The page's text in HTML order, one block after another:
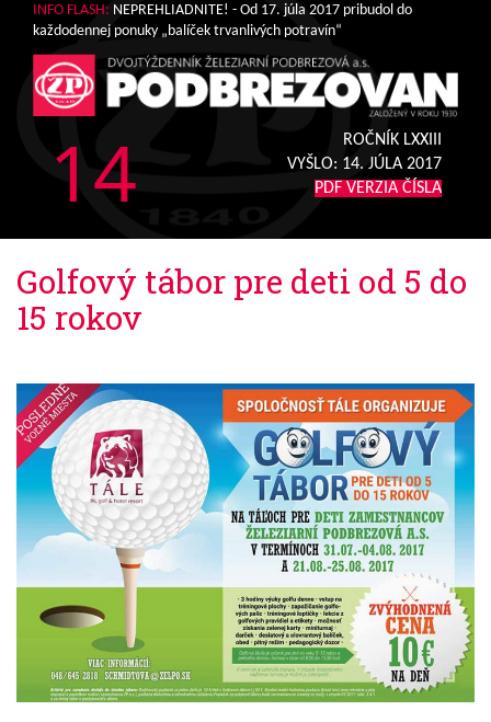
INFO FLASH: NEPREHLIADNITE! - Od 17. júla 2017 pribudol do
každodennej ponuky „balíček trvanlivých potravín“
14
ROČNÍK LXXIII
VYŠLO: 14. JÚLA 2017
PDF VERZIA ČÍSLA
Golfový tábor pre deti od 5 do
15 rokov